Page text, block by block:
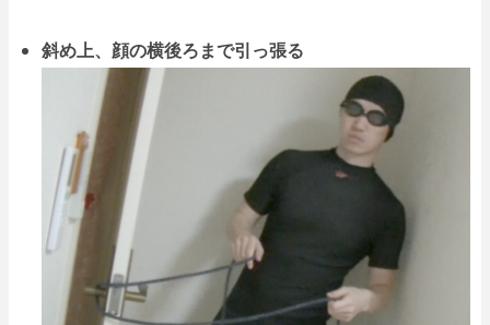
斜め上、顔の横後ろまで引っ張る